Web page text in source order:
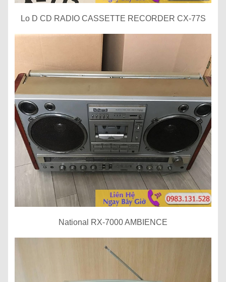
Lo D CD RADIO CASSETTE RECORDER CX-77S
National RX-7000 AMBIENCE